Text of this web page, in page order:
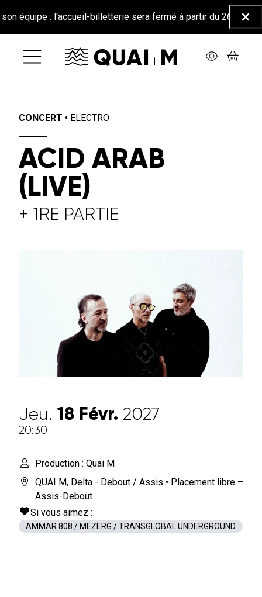
: l'accueil-billetterie sera fermé à partir du 26 juin jusqu'au
CONCERT • ELECTRO
ACID ARAB
(LIVE)
+ 1RE PARTIE
Jeu. 18 Févr. 2027
20:30
Production : Quai M
QUAI M, Delta - Debout / Assis • Placement libre –
Assis-Debout
Si vous aimez :
AMMAR 808 / MEZERG / TRANSGLOBAL UNDERGROUND